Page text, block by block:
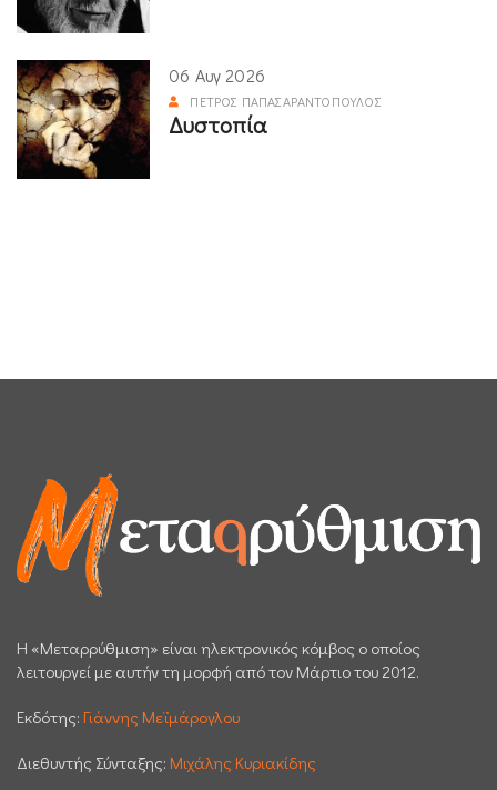
06 Αυγ 2026
ΠΈΤΡΟΣ ΠΑΠΑΣΑΡΑΝΤΌΠΟΥΛΟΣ
Δυστοπία
H «Μεταρρύθμιση» είναι ηλεκτρονικός κόμβος ο οποίος
λειτουργεί με αυτήν τη μορφή από τον Μάρτιο του 2012.
Εκδότης: Γιάννης Μεϊμάρογλου
Διεθυντής Σύνταξης: Μιχάλης Κυριακίδης